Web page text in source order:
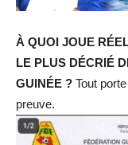
À QUOI JOUE
LE PLUS DÉCRIÉ
GUINÉE ? Tout
preuve.